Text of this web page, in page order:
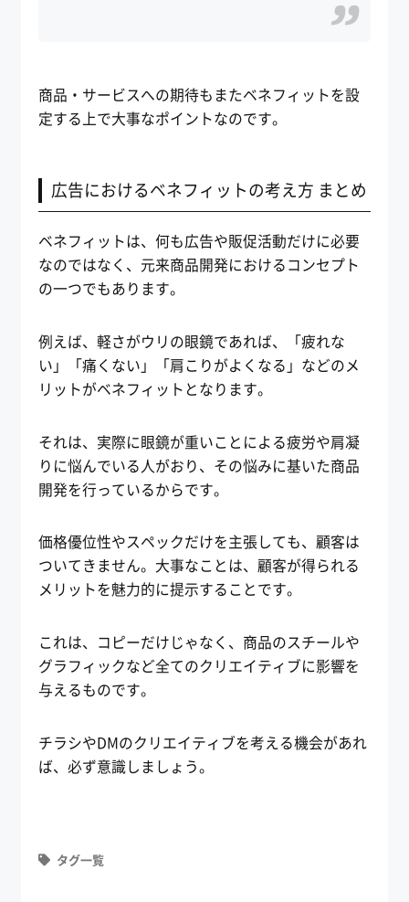
商品・サービスへの期待もまたベネフィットを設
定する上で大事なポイントなのです。
広告におけるベネフィットの考え方 まとめ
ベネフィットは、何も広告や販促活動だけに必要
なのではなく、元来商品開発におけるコンセプト
の一つでもあります。
例えば、軽さがウリの眼鏡であれば、「疲れな
い」「痛くない」「肩こりがよくなる」などのメ
リットがベネフィットとなります。
それは、実際に眼鏡が重いことによる疲労や肩凝
りに悩んでいる人がおり、その悩みに基いた商品
開発を行っているからです。
価格優位性やスペックだけを主張しても、顧客は
ついてきません。大事なことは、顧客が得られる
メリットを魅力的に提示することです。
これは、コピーだけじゃなく、商品のスチールや
グラフィックなど全てのクリエイティブに影響を
与えるものです。
チラシやDMのクリエイティブを考える機会があれ
ば、必ず意識しましょう。
タグ一覧